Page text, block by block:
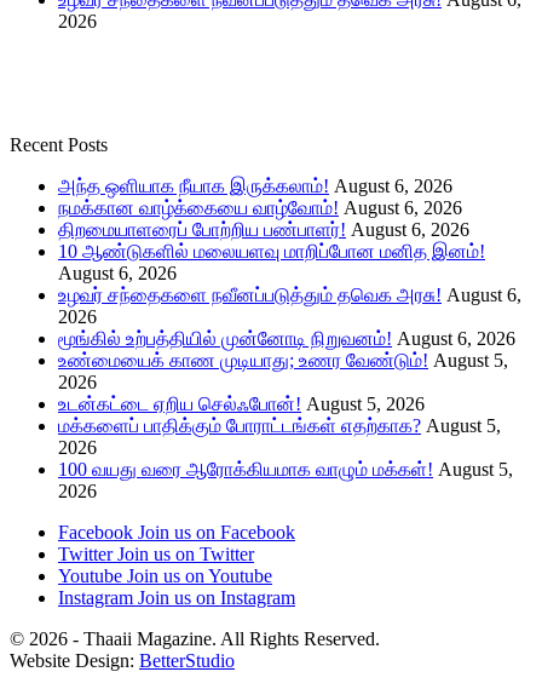
2026
Recent Posts
அந்த ஒளியாக நீயாக இருக்கலாம்! August 6, 2026
நமக்கான வாழ்க்கையை வாழ்வோம்! August 6, 2026
திறமையாளரைப் போற்றிய பண்பாளர்! August 6, 2026
10 ஆண்டுகளில் மலையளவு மாறிப்போன மனித இனம்!
August 6, 2026
உழவர் சந்தைகளை நவீனப்படுத்தும் தவெக அரசு! August 6,
2026
மூங்கில் உற்பத்தியில் முன்னோடி நிறுவனம்! August 6, 2026
உண்மையைக் காண முடியாது; உணர வேண்டும்! August 5,
2026
உடன்கட்டை ஏறிய செல்ஃபோன்! August 5, 2026
மக்களைப் பாதிக்கும் போராட்டங்கள் எதற்காக? August 5,
2026
100 வயது வரை ஆரோக்கியமாக வாழும் மக்கள்! August 5,
2026
Facebook Join us on Facebook
Twitter Join us on Twitter
Youtube Join us on Youtube
Instagram Join us on Instagram
© 2026 - Thaaii Magazine. All Rights Reserved.
Website Design: BetterStudio